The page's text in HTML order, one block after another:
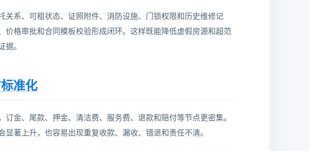
关系、可租状态、证照附件、消防设施、门锁权限和历史维修记
价格审批和合同模板校验形成闭环。这样既能降低虚假房源和超范
据。
准化
金、尾款、押金、清洁费、服务费、退款和赔付等节点更密集。
著上升，也容易出现重复收款、漏收、错退和责任不清。